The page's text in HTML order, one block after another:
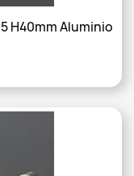
H40mm Aluminio